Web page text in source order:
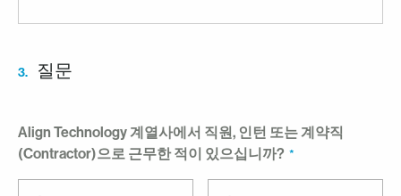
3. 질문
Align Technology 계열사에서 직원, 인턴 또는 계약직
(Contractor)으로 근무한 적이 있으십니까?